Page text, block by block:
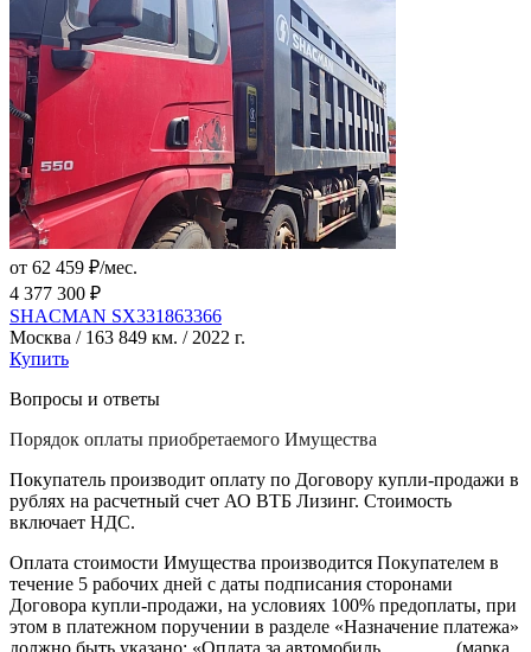
от 62 459 ₽/мес.
4 377 300 ₽
SHACMAN SX331863366
Москва / 163 849 км. / 2022 г.
Купить
Вопросы и ответы
Порядок оплаты приобретаемого Имущества
Покупатель производит оплату по Договору купли-продажи в
рублях на расчетный счет АО ВТБ Лизинг. Стоимость
включает НДС.
Оплата стоимости Имущества производится Покупателем в
течение 5 рабочих дней с даты подписания сторонами
Договора купли-продажи, на условиях 100% предоплаты, при
этом в платежном поручении в разделе «Назначение платежа»